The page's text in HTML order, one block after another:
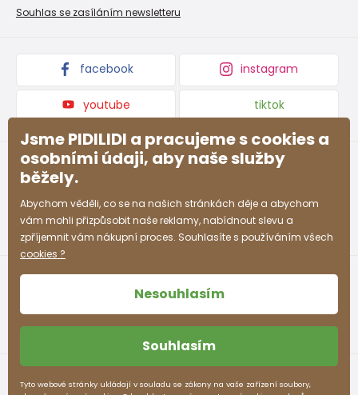
Affiliate program
Kolekce zboží
Souhlas se zasíláním newsletteru
facebook instagram
youtube tiktok
Jsme PIDILIDI a pracujeme s cookies a
osobními údaji, aby naše služby
běžely.
Abychom věděli, co se na našich stránkách děje a abychom
vám mohli přizpůsobit naše reklamy, nabídnout slevu a
zpříjemnit vám nákupní proces. Souhlasíte s používáním všech
cookies ?
Nesouhlasím
Souhlasím
Tyto webové stránky ukládají v souladu se zákony na vaše zařízení soubory,